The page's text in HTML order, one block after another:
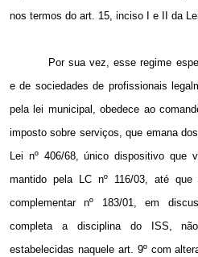
nos termos do art. 15, inciso I e II da
Por sua vez, esse regime
e de sociedades de profissionais
pela lei municipal, obedece ao
imposto sobre serviços, que emana
Lei nº 406/68, único dispositivo que
mantido pela LC nº 116/03, até
complementar nº 183/01, em
completa a disciplina do ISS,
estabelecidas naquele art. 9º com